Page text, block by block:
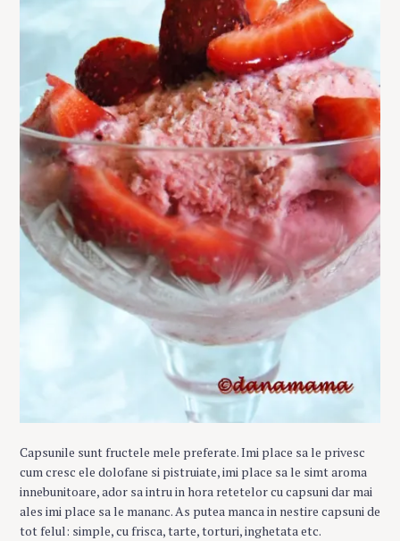
Capsunile sunt fructele mele preferate. Imi place sa le privesc
cum cresc ele dolofane si pistruiate, imi place sa le simt aroma
innebunitoare, ador sa intru in hora retetelor cu capsuni dar mai
ales imi place sa le mananc. As putea manca in nestire capsuni de
tot felul: simple, cu frisca, tarte, torturi, inghetata etc.